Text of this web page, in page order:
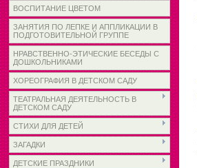
ВОСПИТАНИЕ ЦВЕТОМ
ЗАНЯТИЯ ПО ЛЕПКЕ И АППЛИКАЦИИ В
ПОДГОТОВИТЕЛЬНОЙ ГРУППЕ
НРАВСТВЕННО-ЭТИЧЕСКИЕ БЕСЕДЫ С
ДОШКОЛЬНИКАМИ
ХОРЕОГРАФИЯ В ДЕТСКОМ САДУ
ТЕАТРАЛЬНАЯ ДЕЯТЕЛЬНОСТЬ В
ДЕТСКОМ САДУ
СТИХИ ДЛЯ ДЕТЕЙ
ЗАГАДКИ
ДЕТСКИЕ ПРАЗДНИКИ